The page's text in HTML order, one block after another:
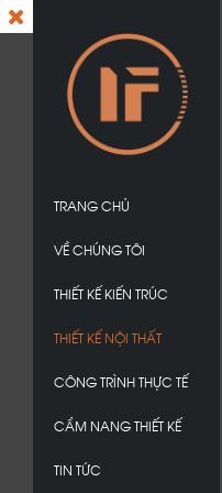
TRANG CHỦ
VỀ CHÚNG TÔI
THIẾT KẾ KIẾN TRÚC
THIẾT KẾ NỘI THẤT
CÔNG TRÌNH THỰC TẾ
CẨM NANG THIẾT KẾ
TIN TỨC